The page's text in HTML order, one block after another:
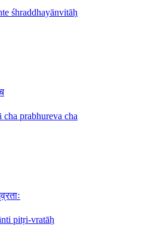
śhraddhayānvitāḥ
cha prabhureva cha
pitṛi-vratāḥ